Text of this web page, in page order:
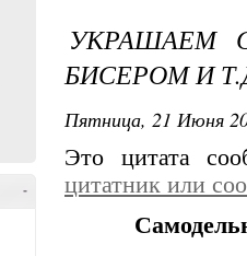
-
УКРАШАЕМ
БИСЕРОМ И
Пятница, 21 Июня
Это цитата
цитатник или